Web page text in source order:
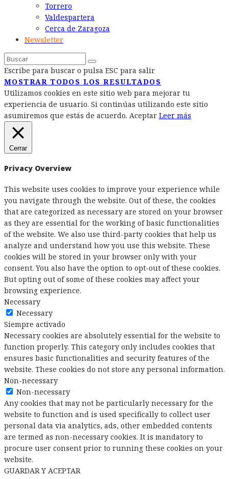
Torrero
Valdespartera
Cerca de Zaragoza
Newsletter
Escribe para buscar o pulsa ESC para salir
MOSTRAR TODOS LOS RESULTADOS
Utilizamos cookies en este sitio web para mejorar tu
experiencia de usuario. Si continúas utilizando este sitio
asumiremos que estás de acuerdo. Aceptar Leer más
Cerrar
Privacy Overview
This website uses cookies to improve your experience while
you navigate through the website. Out of these, the cookies
that are categorized as necessary are stored on your browser
as they are essential for the working of basic functionalities
of the website. We also use third-party cookies that help us
analyze and understand how you use this website. These
cookies will be stored in your browser only with your
consent. You also have the option to opt-out of these cookies.
But opting out of some of these cookies may affect your
browsing experience.
Necessary
Necessary
Siempre activado
Necessary cookies are absolutely essential for the website to
function properly. This category only includes cookies that
ensures basic functionalities and security features of the
website. These cookies do not store any personal information.
Non-necessary
Non-necessary
Any cookies that may not be particularly necessary for the
website to function and is used specifically to collect user
personal data via analytics, ads, other embedded contents
are termed as non-necessary cookies. It is mandatory to
procure user consent prior to running these cookies on your
website.
GUARDAR Y ACEPTAR